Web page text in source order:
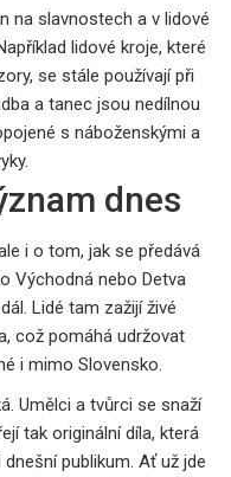
na slavnostech a v lidové
lidové kroje, které
se stále používají při
a tanec jsou nedílnou
s náboženskými a
dnes
i o tom, jak se předává
Východná nebo Detva
Lidé tam zažijí živé
což pomáhá udržovat
i mimo Slovensko.
Umělci a tvůrci se snaží
tak originální díla, která
publikum. Ať už jde